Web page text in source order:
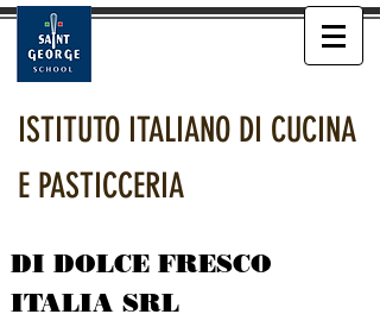
ISTITUTO ITALIANO DI CUCINA
E PASTICCERIA
DI DOLCE FRESCO
ITALIA SRL